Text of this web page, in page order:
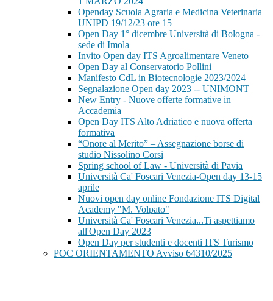
Openday Scuola Agraria e Medicina Veterinaria
UNIPD 19/12/23 ore 15
Open Day 1° dicembre Università di Bologna -
sede di Imola
Invito Open day ITS Agroalimentare Veneto
Open Day al Conservatorio Pollini
Manifesto CdL in Biotecnologie 2023/2024
Segnalazione Open day 2023 -- UNIMONT
New Entry - Nuove offerte formative in
Accademia
Open Day ITS Alto Adriatico e nuova offerta
formativa
“Onore al Merito” – Assegnazione borse di
studio Nissolino Corsi
Spring school of Law - Università di Pavia
Università Ca' Foscari Venezia-Open day 13-15
aprile
Nuovi open day online Fondazione ITS Digital
Academy "M. Volpato"
Università Ca' Foscari Venezia...Ti aspettiamo
all'Open Day 2023
Open Day per studenti e docenti ITS Turismo
POC ORIENTAMENTO Avviso 64310/2025